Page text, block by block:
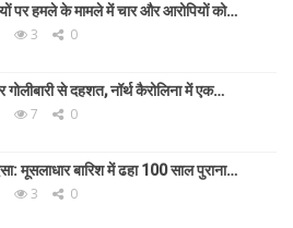
पर हमले के मामले में चार और आरोपियों को…
3 0
गोलीबारी से दहशत, नॉर्थ कैरोलिना में एक…
7 0
मूसलाधार बारिश में ढहा 100 साल पुराना…
3 0